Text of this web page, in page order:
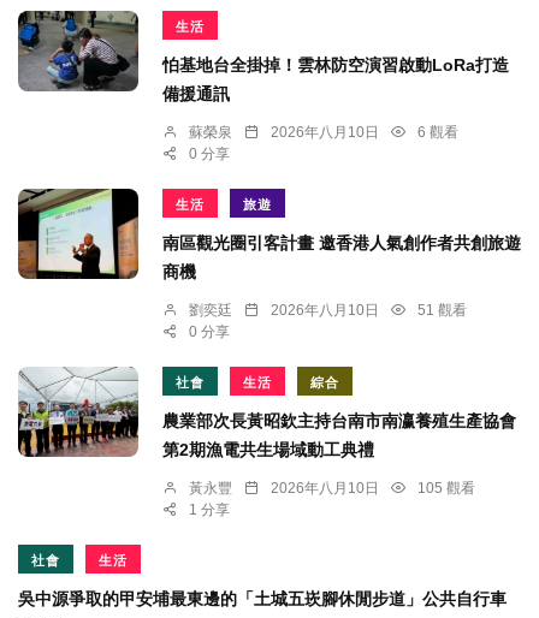
生活
怕基地台全掛掉！雲林防空演習啟動LoRa打造
備援通訊
蘇榮泉 2026年八月10日
6 觀看
0 分享
生活 旅遊
南區觀光圈引客計畫 邀香港人氣創作者共創旅遊
商機
劉奕廷 2026年八月10日
51 觀看
0 分享
社會 生活 綜合
農業部次長黃昭欽主持台南市南瀛養殖生產協會
第2期漁電共生場域動工典禮
黃永豐 2026年八月10日
105 觀看
1 分享
社會 生活
吳中源爭取的甲安埔最東邊的「土城五崁腳休閒步道」公共自行車